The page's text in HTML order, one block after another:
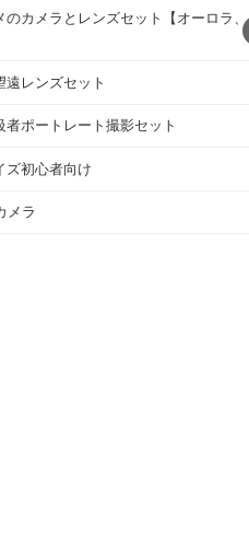
のカメラとレンズセット【オーロラ、
遠レンズセット
者ポートレート撮影セット
ズ初心者向け
メラ